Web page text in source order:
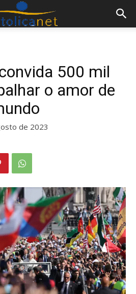
500 mil
o amor de
de 2023